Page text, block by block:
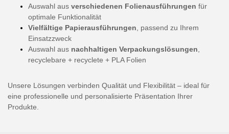
Auswahl aus verschiedenen Folienausführungen für
optimale Funktionalität
Vielfältige Papierausführungen , passend zu Ihrem
Einsatzzweck
Auswahl aus nachhaltigen Verpackungslösungen
recyclebare + recyclete + PLA Folien
Unsere Lösungen verbinden Qualität und Flexibilität – ideal für
eine professionelle und personalisierte Präsentation Ihrer
Produkte.